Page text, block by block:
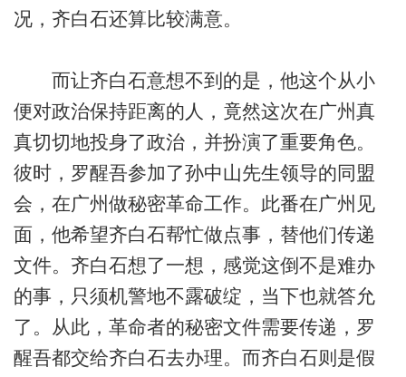
况，齐白石还算比较满意。
而让齐白石意想不到的是，他这个从小
便对政治保持距离的人，竟然这次在广州真
真切切地投身了政治，并扮演了重要角色。
彼时，罗醒吾参加了孙中山先生领导的同盟
会，在广州做秘密革命工作。此番在广州见
面，他希望齐白石帮忙做点事，替他们传递
文件。齐白石想了一想，感觉这倒不是难办
的事，只须机警地不露破绽，当下也就答允
了。从此，革命者的秘密文件需要传递，罗
醒吾都交给齐白石去办理。而齐白石则是假